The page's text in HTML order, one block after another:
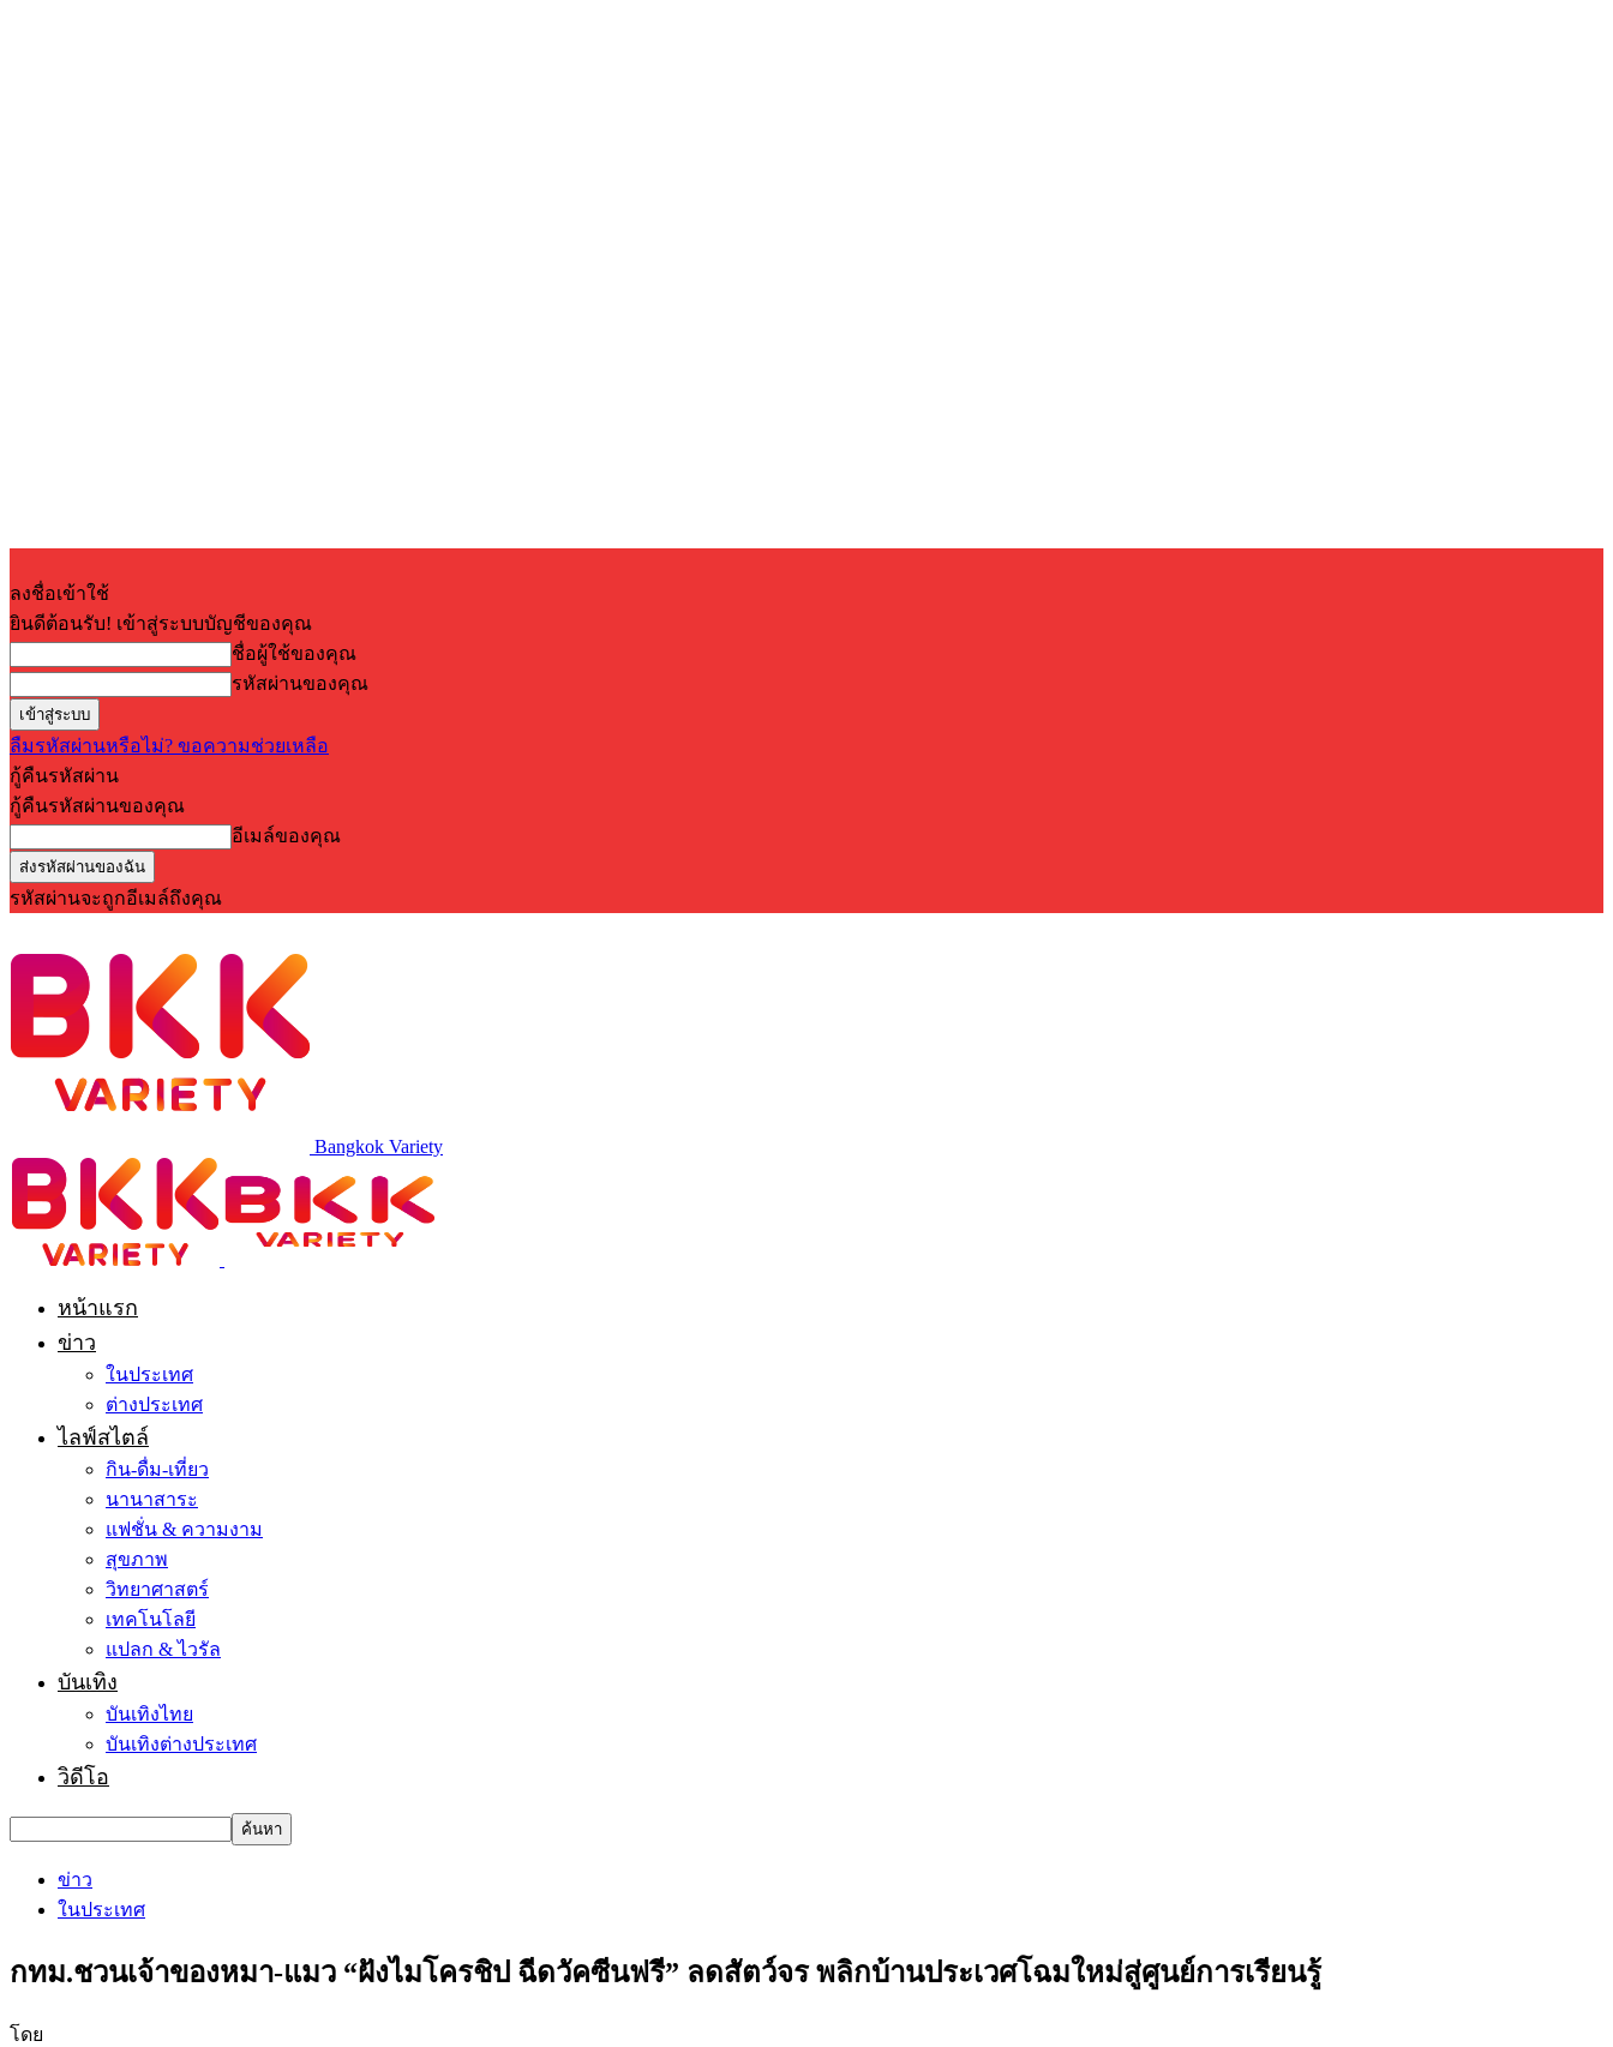
ลงชื่อเข้าใช้
ยินดีต้อนรับ! เข้าสู่ระบบบัญชีของคุณ
ชื่อผู้ใช้ของคุณ
รหัสผ่านของคุณ
ลืมรหัสผ่านหรือไม่? ขอความช่วยเหลือ
กู้คืนรหัสผ่าน
กู้คืนรหัสผ่านของคุณ
อีเมล์ของคุณ
รหัสผ่านจะถูกอีเมล์ถึงคุณ
Bangkok Variety
หน้าแรก
ข่าว
ในประเทศ
ต่างประเทศ
ไลฟ์สไตล์
กิน-ดื่ม-เที่ยว
นานาสาระ
แฟชั่น & ความงาม
สุขภาพ
วิทยาศาสตร์
เทคโนโลยี
แปลก & ไวรัล
บันเทิง
บันเทิงไทย
บันเทิงต่างประเทศ
วิดีโอ
ข่าว
ในประเทศ
กทม.ชวนเจ้าของหมา-แมว “ฝังไมโครชิป ฉีดวัคซีนฟรี” ลดสัตว์จร พลิกบ้านประเวศโฉมใหม่สู่ศูนย์การเรียนรู้
โดย